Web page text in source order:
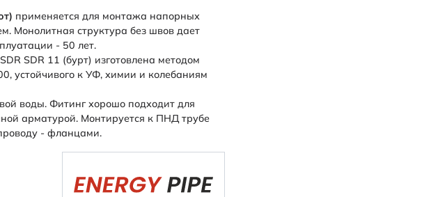
применяется для монтажа напорных
Монолитная структура без швов дает
- 50 лет.
SDR 11 (бурт) изготовлена методом
устойчивого к УФ, химии и колебаниям
воды. Фитинг хорошо подходит для
арматурой. Монтируется к ПНД трубе
- фланцами.